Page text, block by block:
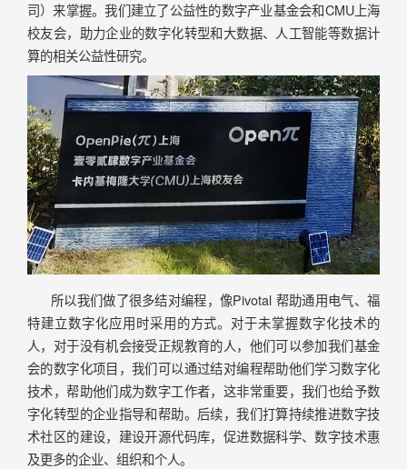
司）来掌握。我们建立了公益性的数字产业基金会和CMU上海
校友会，助力企业的数字化转型和大数据、人工智能等数据计
算的相关公益性研究。
所以我们做了很多结对编程，像Pivotal 帮助通用电气、福
特建立数字化应用时采用的方式。对于未掌握数字化技术的
人，对于没有机会接受正规教育的人，他们可以参加我们基金
会的数字化项目，我们可以通过结对编程帮助他们学习数字化
技术，帮助他们成为数字工作者，这非常重要，我们也给予数
字化转型的企业指导和帮助。后续，我们打算持续推进数字技
术社区的建设，建设开源代码库，促进数据科学、数字技术惠
及更多的企业、组织和个人。